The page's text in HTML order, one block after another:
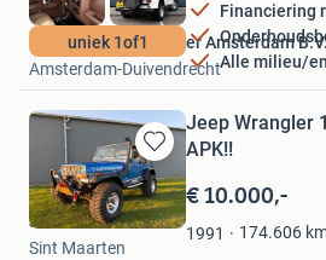
uniek 1of1
Financiering
Alle milieu/
Mobility Group Haaker Amsterdam
Amsterdam-Duivendrecht
Bewaren
in
Mijn
Favorieten
Jeep Wrangler
APK!!
€ 10.000,-
1991 174.606
Jesse
Sint Maarten